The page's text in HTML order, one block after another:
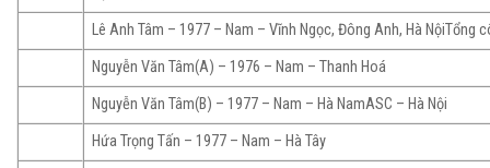
Lê Anh Tâm – 1977 – Nam – Vĩnh Ngọc, Đông Anh, Hà NộiTổng
Nguyễn Văn Tâm(A) – 1976 – Nam – Thanh Hoá
Nguyễn Văn Tâm(B) – 1977 – Nam – Hà NamASC – Hà Nội
Hứa Trọng Tấn – 1977 – Nam – Hà Tây